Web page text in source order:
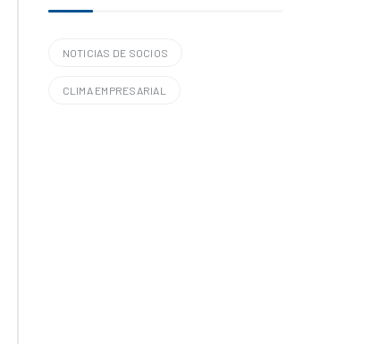
NOTICIAS DE SOCIOS
CLIMA EMPRESARIAL